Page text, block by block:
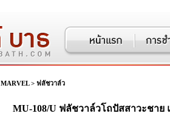
MARVEL> ฟลัชวาล์ว
MU-108/U ฟลัชวาล์วโถปัสสาวะชาย